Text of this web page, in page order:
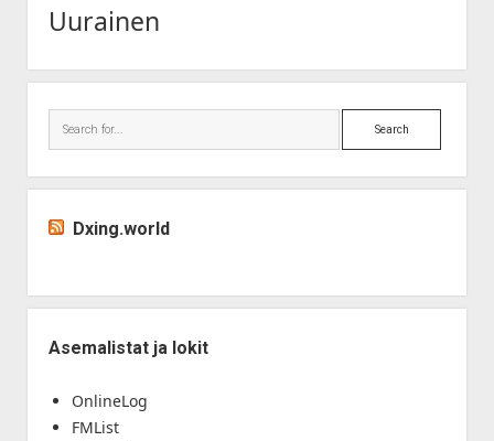
Uurainen
Search
Dxing.world
Asemalistat ja lokit
OnlineLog
FMList